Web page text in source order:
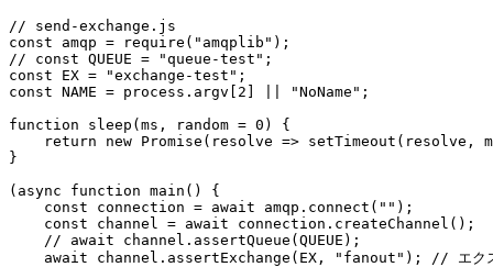
// send-exchange.js
const amqp = require ( "amqplib" ) ;
// const QUEUE = "queue-test";
const
EX = "exchange-test" ;
const NAME = process . argv 2 "NoName" ;
function
sleep ( ms , random = 0 )
{
return
new Promise ( resolve => setTimeout ( resolve ,
}
( async function main ( )
{
const connection = await amqp . connect ( "" ) ;
const channel = await connection . createChannel ( ) ;
// await channel.assertQueue(QUEUE);
await channel . assertExchange ( EX , "fanout" ) ; // エク